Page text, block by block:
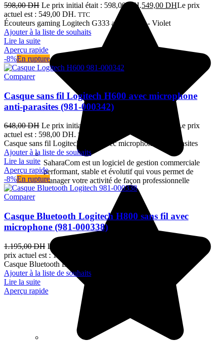
SaharaCom est un logiciel de gestion commerciale
performant, stable et évolutif qui vous permet de
manager votre activité de façon professionnelle
598,00DH Le prix initial était : 598,00 DH.549,00 DHLe prix
actuel est : 549,00 DH. TTC
Écouteurs gaming Logitech G333 avec micro - Violet
Ajouter à la liste de souhaits
Lire la suite
Aperçu rapide
-8%En rupture
Comparer
Casque sans fil Logitech H600 avec microphone
anti-parasites (981-000342)
648,00DH Le prix initial était : 648,00 DH.
Le prix
actuel est : 598,00 DH. TTC
Casque sans fil Logitech H600 avec microphone anti-parasites
Ajouter à la liste de souhaits
Lire la suite
Aperçu rapide
-8%En rupture
Comparer
Casque Bluetooth Logitech H800 sans fil avec
microphone (981-000338)
1.195,00DH Le prix initial était : 1.195,00 DH.
prix actuel est : 1.104,00 DH.
Casque Bluetooth Logitech H800 sans fil avec microphone
Ajouter à la liste de souhaits
Lire la suite
Aperçu rapide